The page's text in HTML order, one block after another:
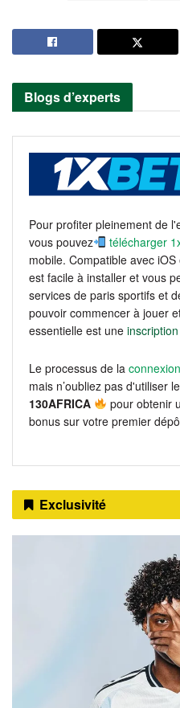
Blogs d’experts
Pour profiter pleinement de
vous pouvez
télécharger
mobile. Compatible avec
est facile à installer et vous
services de paris sportifs et
pouvoir commencer à jouer
essentielle est une
Le processus de la
mais n’oubliez pas d'utiliser le
130AFRICA
pour obtenir
bonus sur votre premier
Exclusivité